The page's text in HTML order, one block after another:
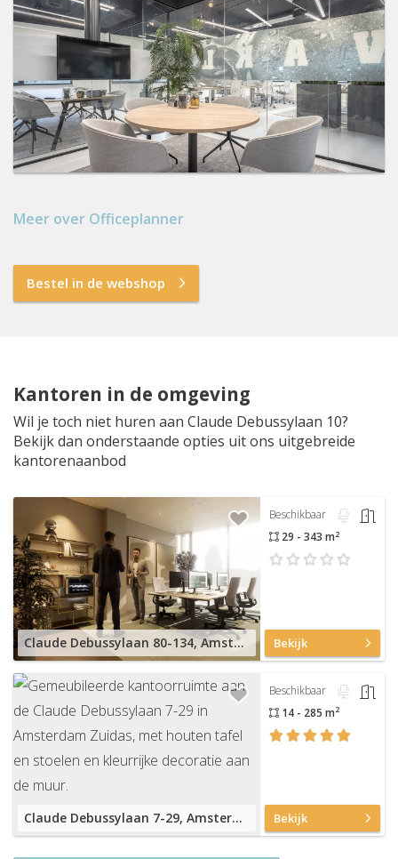
Meer over Officeplanner
Bestel in de webshop
Kantoren in de omgeving
Wil je toch niet huren aan Claude Debussylaan 10?
Bekijk dan onderstaande opties uit ons uitgebreide
kantorenaanbod
Claude Debussylaan 80-134, Amsterdam Zuidas
Beschikbaar
29 - 343 m2
Bekijk
Claude Debussylaan 7-29, Amsterdam Zuidas
Beschikbaar
14 - 285 m2
Bekijk